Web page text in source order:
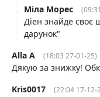
Міла Морес
Діен знайде своє
дарунок"
Alla A
(18:03 27-01-25)
Дякую за знижку!
Kris0017
(22:04 17-12-